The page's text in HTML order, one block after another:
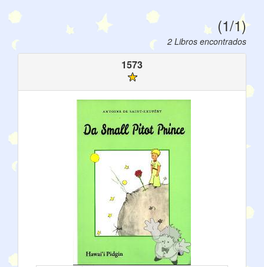
(1/1)
2 Libros encontrados
1573